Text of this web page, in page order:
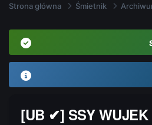
Strona główna Śmietnik
[UB ✔] SSY